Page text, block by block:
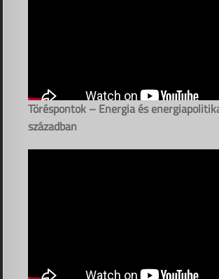
Töréspontok – Energia és
században